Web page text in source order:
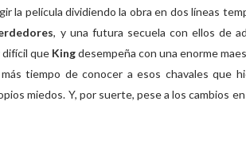
la película dividiendo la obra en dos líneas
, y una futura secuela con ellos de
que Kingdesempeña con una enorme
tiempo de conocer a esos chavales que
miedos. Y, por suerte, pese a los cambios